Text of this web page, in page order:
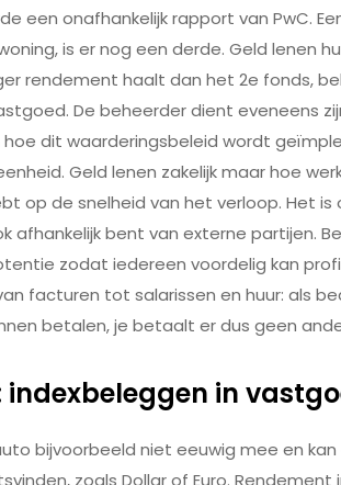
een onafhankelijk rapport van PwC.
is er nog een derde. Geld lenen
rendement haalt dan het 2e fonds,
De beheerder dient eveneens
hoe dit waarderingsbeleid wordt
Geld lenen zakelijk maar hoe
op de snelheid van het verloop. Het
afhankelijk bent van externe partijen.
zodat iedereen voordelig kan
facturen tot salarissen en huur: als
betalen, je betaalt er dus geen
indexbeleggen in
bijvoorbeeld niet eeuwig mee en
zoals Dollar of Euro.